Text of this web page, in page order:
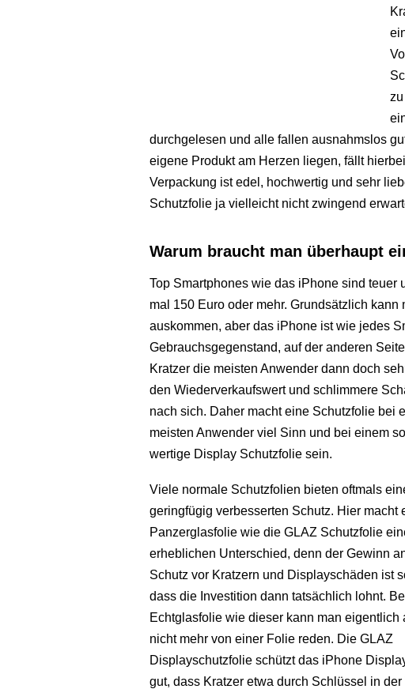
durchgelesen und alle fallen ausnahmslos
eigene Produkt am Herzen liegen, fällt
Verpackung ist edel, hochwertig und sehr
Schutzfolie ja vielleicht nicht zwingend
Warum braucht man überhaupt
Top Smartphones wie das iPhone sind
mal 150 Euro oder mehr. Grundsätzlich
auskommen, aber das iPhone ist wie jedes
Gebrauchsgegenstand, auf der anderen
Kratzer die meisten Anwender dann doch
den Wiederverkaufswert und schlimmere
nach sich. Daher macht eine Schutzfolie bei
meisten Anwender viel Sinn und bei einem
wertige Display Schutzfolie sein.
Viele normale Schutzfolien bieten oftmals
geringfügig verbesserten Schutz. Hier macht
Panzerglasfolie wie die GLAZ Schutzfolie
erheblichen Unterschied, denn der Gewinn
Schutz vor Kratzern und Displayschäden ist
dass die Investition dann tatsächlich lohnt.
Echtglasfolie wie dieser kann man eigentlich
nicht mehr von einer Folie reden. Die GLAZ
Displayschutzfolie schützt das iPhone
gut, dass Kratzer etwa durch Schlüssel in der